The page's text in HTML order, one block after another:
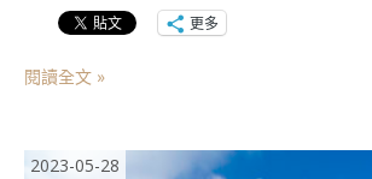
更多
閱讀全文 »
2023-05-28